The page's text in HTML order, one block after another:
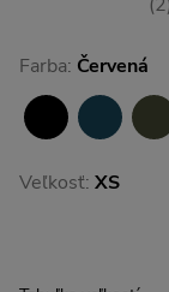
Farba: Červená
Veľkosť: XS